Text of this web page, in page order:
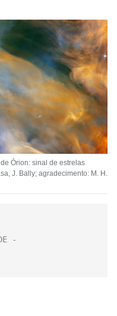
Órion: sinal de estrelas
J. Bally; agradecimento: M. H.